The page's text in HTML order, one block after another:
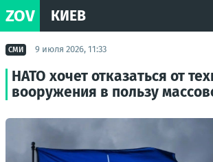
ZOV КИЕВ
СМИ 9 июля 2026, 11:33
НАТО хочет отказаться от
вооружения в пользу